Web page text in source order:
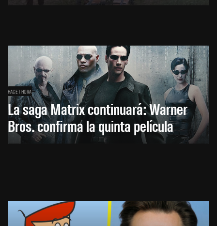
HACE 1 HORA
La saga Matrix continuará: Warner
Bros. confirma la quinta película